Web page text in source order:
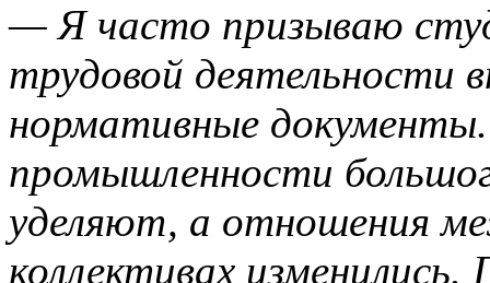
— Я часто призываю
трудовой деятельности
нормативные
промышленности
уделяют, а отношения
коллективах